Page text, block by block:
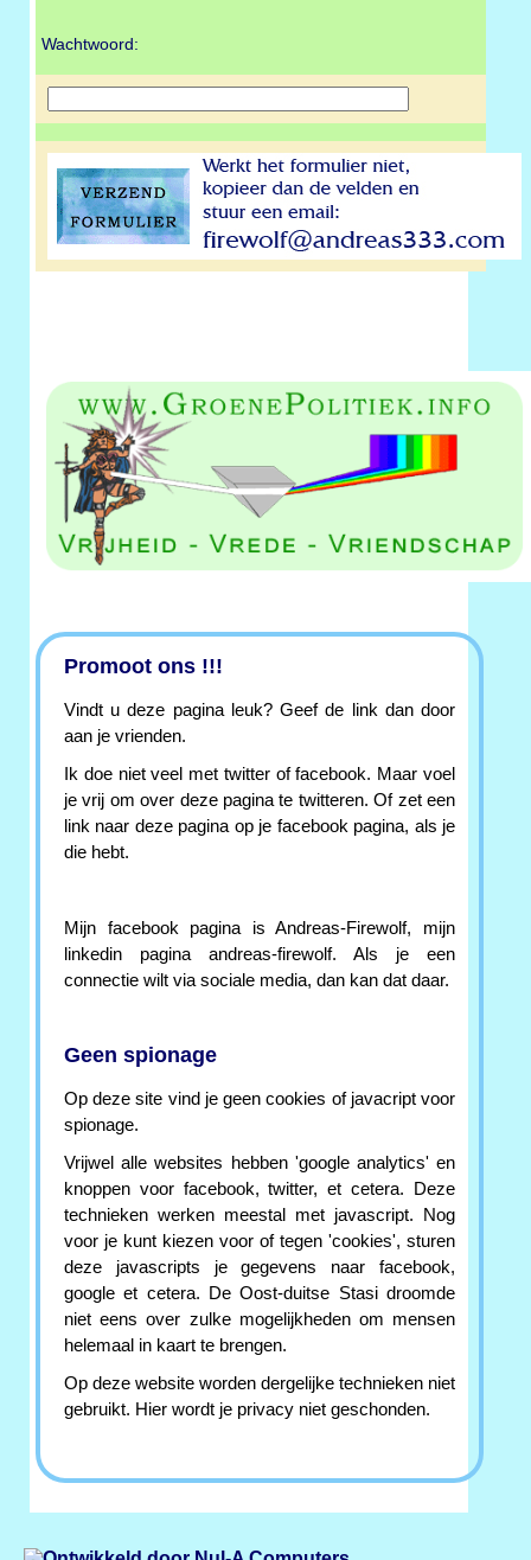
Wachtwoord:
Promoot ons !!!
Vindt u deze pagina leuk? Geef de link dan door
aan je vrienden.
Ik doe niet veel met twitter of facebook. Maar voel
je vrij om over deze pagina te twitteren. Of zet een
link naar deze pagina op je facebook pagina, als je
die hebt.
Mijn facebook pagina is Andreas-Firewolf, mijn
linkedin pagina andreas-firewolf. Als je een
connectie wilt via sociale media, dan kan dat daar.
Geen spionage
Op deze site vind je geen cookies of javacript voor
spionage.
Vrijwel alle websites hebben 'google analytics' en
knoppen voor facebook, twitter, et cetera. Deze
technieken werken meestal met javascript. Nog
voor je kunt kiezen voor of tegen 'cookies', sturen
deze javascripts je gegevens naar facebook,
google et cetera. De Oost-duitse Stasi droomde
niet eens over zulke mogelijkheden om mensen
helemaal in kaart te brengen.
Op deze website worden dergelijke technieken niet
gebruikt. Hier wordt je privacy niet geschonden.